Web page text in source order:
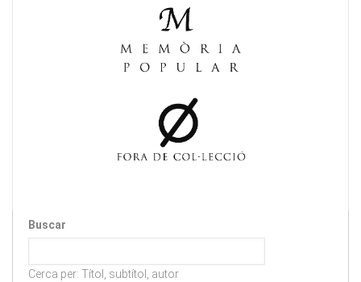
Buscar
Cerca per: Títol, subtítol, autor